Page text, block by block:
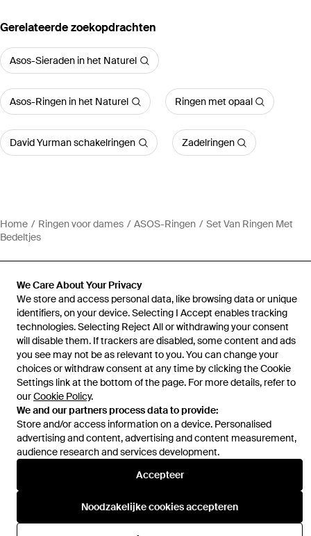
We Care About Your Privacy
We store and access personal data, like browsing data or unique
identifiers, on your device. Selecting I Accept enables tracking
technologies. Selecting Reject All or withdrawing your consent
will disable them. If trackers are disabled, some content and ads
you see may not be as relevant to you. You can change your
choices or withdraw consent at any time by clicking the Cookie
Settings link at the bottom of the page. For more details, refer to
ourCookie Policy.
We and our partners process data to provide:
Store and/or access information on a device. Personalised
advertising and content, advertising and content measurement,
audience research and services development.
Accepteer
Noodzakelijke cookies accepteren
Gerelateerde zoekopdrachten
Asos-Sieraden in het Naturel
Asos-Ringen in het Naturel Ringen met opaal
David Yurman schakelringen Zadelringen
Home Ringen voor dames ASOS-Ringen
Set Van Ringen Met
Bedeltjes
Hulp en informatie